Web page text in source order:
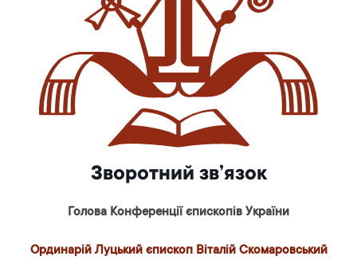
Зворотний зв’язок
Голова Конференції єпископів України
Ординарій Луцький єпископ Віталій Скомаровський